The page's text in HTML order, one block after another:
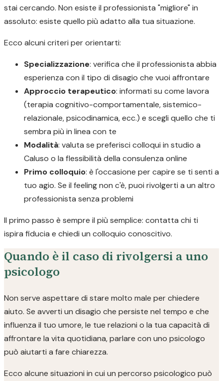
stai cercando. Non esiste il professionista "migliore" in
assoluto: esiste quello più adatto alla tua situazione.
Ecco alcuni criteri per orientarti:
Specializzazione: verifica che il professionista abbia
esperienza con il tipo di disagio che vuoi affrontare
Approccio terapeutico: informati su come lavora
(terapia cognitivo-comportamentale, sistemico-
relazionale, psicodinamica, ecc.) e scegli quello che ti
sembra più in linea con te
Modalità: valuta se preferisci colloqui in studio a
Caluso o la flessibilità della consulenza online
Primo colloquio: è l'occasione per capire se ti senti a
tuo agio. Se il feeling non c'è, puoi rivolgerti a un altro
professionista senza problemi
Il primo passo è sempre il più semplice: contatta chi ti
ispira fiducia e chiedi un colloquio conoscitivo.
Quando è il caso di rivolgersi a uno
psicologo
Non serve aspettare di stare molto male per chiedere
aiuto. Se avverti un disagio che persiste nel tempo e che
influenza il tuo umore, le tue relazioni o la tua capacità di
affrontare la vita quotidiana, parlare con uno psicologo
può aiutarti a fare chiarezza.
Ecco alcune situazioni in cui un percorso psicologico può